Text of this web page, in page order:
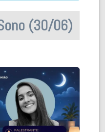
(30/06)